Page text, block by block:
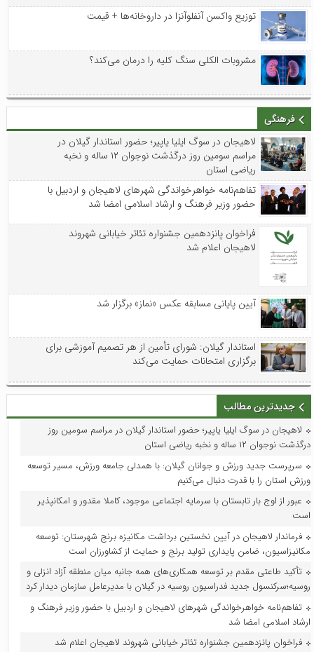
توزیع واکسن‌ آنفلوآنزا در داروخانه‌ها + قیمت
مشروبات الکلی سنگ کلیه را درمان می‌کند؟
فرهنگی
لاهیجان در سوگ ایلیا یاپیر؛ حضور استاندار گیلان در
مراسم سومین روز درگذشت نوجوان ۱۲ ساله و نخبه
ریاضی استان
تفاهم‌نامه خواهرخواندگی شهرهای لاهیجان و اردبیل با
حضور وزیر فرهنگ و ارشاد اسلامی امضا شد
فراخوان پانزدهمین جشنواره تئاتر خیابانی شهروند
لاهیجان اعلام شد
آیین پایانی مسابقه عکس «نماز» برگزار شد
استاندار گیلان: شورای تأمین از هر تصمیم آموزشی برای
برگزاری امتحانات حمایت می‌کند
جدیدترین مطالب
لاهیجان در سوگ ایلیا یاپیر؛ حضور استاندار گیلان در مراسم سومین روز
درگذشت نوجوان ۱۲ ساله و نخبه ریاضی استان
سرپرست جدید ورزش و جوانان گیلان: با همدلی جامعه ورزش، مسیر توسعه
ورزش استان را با قدرت دنبال می‌کنیم
عبور از اوج بار تابستان با سرمایه اجتماعی موجود، کاملا مقدور و امکانپذیر
است
فرماندار لاهیجان در آیین نخستین برداشت مکانیزه برنج شهرستان: توسعه
مکانیزاسیون، ضامن پایداری تولید برنج و حمایت از کشاورزان است
تأکید طاعتی مقدم بر توسعه همکاری‌های همه جانبه میان منطقه آزاد انزلی و
روسیه؛سرکنسول جدید فدراسیون روسیه در گیلان با مدیرعامل سازمان دیدار کرد
تفاهم‌نامه خواهرخواندگی شهرهای لاهیجان و اردبیل با حضور وزیر فرهنگ و
ارشاد اسلامی امضا شد
فراخوان پانزدهمین جشنواره تئاتر خیابانی شهروند لاهیجان اعلام شد